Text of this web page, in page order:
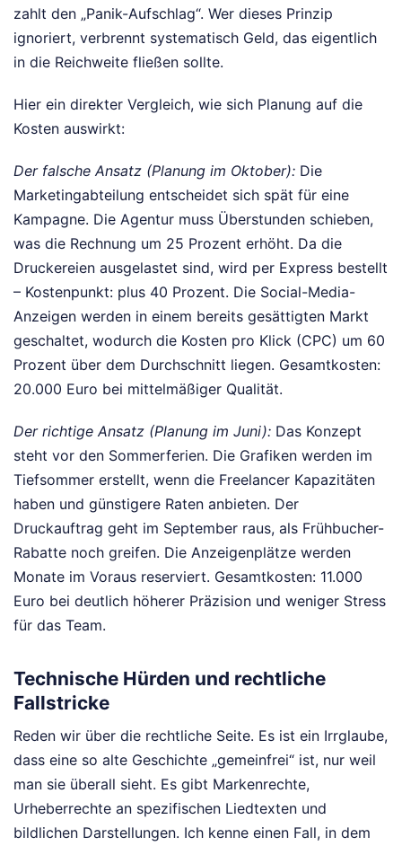
zahlt den „Panik-Aufschlag“. Wer dieses Prinzip
ignoriert, verbrennt systematisch Geld, das eigentlich
in die Reichweite fließen sollte.
Hier ein direkter Vergleich, wie sich Planung auf die
Kosten auswirkt:
Der falsche Ansatz (Planung im Oktober): Die
Marketingabteilung entscheidet sich spät für eine
Kampagne. Die Agentur muss Überstunden schieben,
was die Rechnung um 25 Prozent erhöht. Da die
Druckereien ausgelastet sind, wird per Express bestellt
– Kostenpunkt: plus 40 Prozent. Die Social-Media-
Anzeigen werden in einem bereits gesättigten Markt
geschaltet, wodurch die Kosten pro Klick (CPC) um 60
Prozent über dem Durchschnitt liegen. Gesamtkosten:
20.000 Euro bei mittelmäßiger Qualität.
Der richtige Ansatz (Planung im Juni): Das Konzept
steht vor den Sommerferien. Die Grafiken werden im
Tiefsommer erstellt, wenn die Freelancer Kapazitäten
haben und günstigere Raten anbieten. Der
Druckauftrag geht im September raus, als Frühbucher-
Rabatte noch greifen. Die Anzeigenplätze werden
Monate im Voraus reserviert. Gesamtkosten: 11.000
Euro bei deutlich höherer Präzision und weniger Stress
für das Team.
Technische Hürden und rechtliche
Fallstricke
Reden wir über die rechtliche Seite. Es ist ein Irrglaube,
dass eine so alte Geschichte „gemeinfrei“ ist, nur weil
man sie überall sieht. Es gibt Markenrechte,
Urheberrechte an spezifischen Liedtexten und
bildlichen Darstellungen. Ich kenne einen Fall, in dem